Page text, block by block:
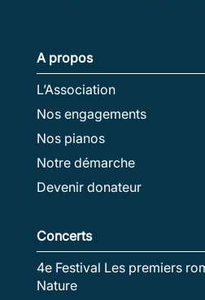
A propos
L’Association
Nos engagements
Nos pianos
Notre démarche
Devenir donateur
Concerts
4e Festival Les premiers
Nature